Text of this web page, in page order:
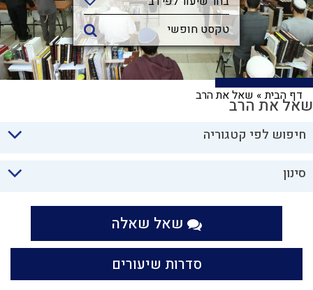
דף הבית» שאל את הרבשאל את הרב
חיפוש לפי קטגוריה
סינון
שאל שאלה
סדרות שיעורים